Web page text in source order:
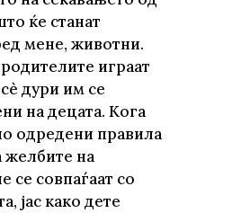
ќе станат
мене, животни.
играат
дури им се
на децата. Кога
одредени правила
желбите на
се совпаѓаат со
јас како дете